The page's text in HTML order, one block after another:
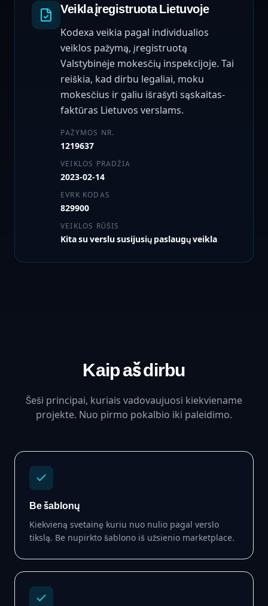
Veikla įregistruota Lietuvoje
Kodexa veikia pagal individualios
veiklos pažymą, įregistruotą
Valstybinėje mokesčių inspekcijoje. Tai
reiškia, kad dirbu legaliai, moku
mokesčius ir galiu išrašyti sąskaitas-
faktūras Lietuvos verslams.
PAŽYMOS NR.
1219637
VEIKLOS PRADŽIA
2023-02-14
EVRK KODAS
829900
VEIKLOS RŪŠIS
Kita su verslu susijusių paslaugų veikla
Kaip aš dirbu
Šeši principai, kuriais vadovaujuosi kiekviename
projekte. Nuo pirmo pokalbio iki paleidimo.
Be šablonų
Kiekvieną svetainę kuriu nuo nulio pagal verslo
tikslą. Be nupirkto šablono iš užsienio marketplace.